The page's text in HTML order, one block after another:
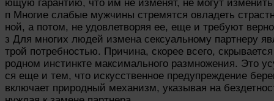
ющую гарантию, что им не изменят, не могут
п Многие слабые мужчины стремятся овладеть
ной, а потом, не удовлетворяя ее, еще и требуют
з Для многих людей измена сексуальному партнеру
трой потребностью. Причина, скорее всего,
родном инстинкте максимального размножения. Это
ся еще и тем, что искусственное предупреждение
включает природный механизм, указывая на